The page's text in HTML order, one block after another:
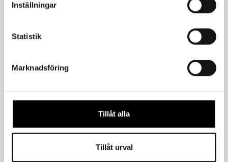
Inställningar
Statistik
Marknadsföring
Tillåt alla
Tillåt urval